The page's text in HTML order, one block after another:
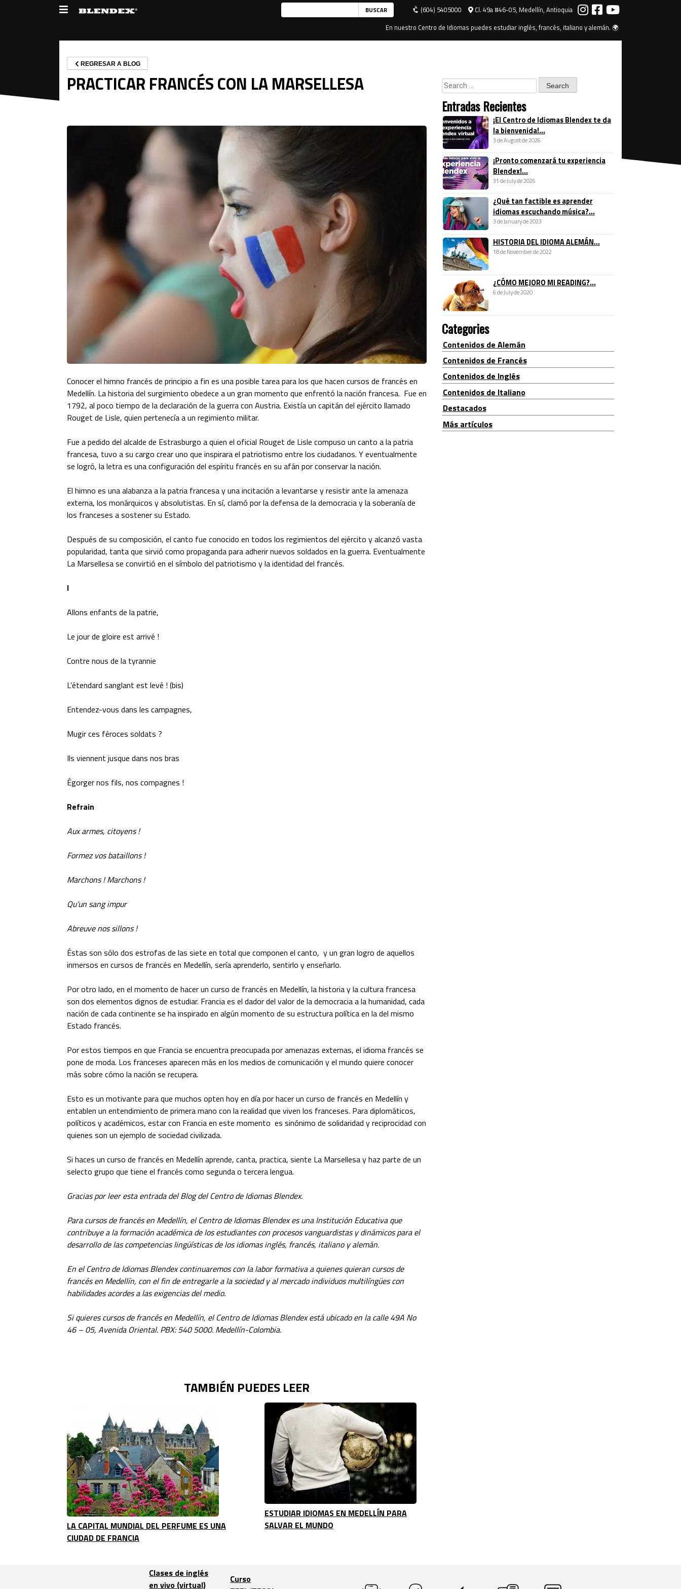
(604) 5405000
Cl. 49a #46-05, Medellín, Antioquia
En nuestro Centro de Idiomas puedes estudiar inglés, francés, italiano y alemán. 🌍
REGRESAR A BLOG
PRACTICAR FRANCÉS CON LA MARSELLESA
Conocer el himno francés de principio a fin es una posible tarea para los que hacen cursos de francés en
Medellín. La historia del surgimiento obedece a un gran momento que enfrentó la nación francesa. Fue en
1792, al poco tiempo de la declaración de la guerra con Austria. Existía un capitán del ejército llamado
Rouget de Lisle, quien pertenecía a un regimiento militar.
Fue a pedido del alcalde de Estrasburgo a quien el oficial Rouget de Lisle compuso un canto a la patria
francesa, tuvo a su cargo crear uno que inspirara el patriotismo entre los ciudadanos. Y eventualmente
se logró, la letra es una configuración del espíritu francés en su afán por conservar la nación.
El himno es una alabanza a la patria francesa y una incitación a levantarse y resistir ante la amenaza
externa, los monárquicos y absolutistas. En sí, clamó por la defensa de la democracia y la soberanía de
los franceses a sostener su Estado.
Después de su composición, el canto fue conocido en todos los regimientos del ejército y alcanzó vasta
popularidad, tanta que sirvió como propaganda para adherir nuevos soldados en la guerra. Eventualmente
La Marsellesa se convirtió en el símbolo del patriotismo y la identidad del francés.
I
Allons enfants de la patrie,
Le jour de gloire est arrivé !
Contre nous de la tyrannie
L’étendard sanglant est levé ! (bis)
Entendez-vous dans les campagnes,
Mugir ces féroces soldats ?
Ils viennent jusque dans nos bras
Égorger nos fils, nos compagnes !
Refrain
Aux armes, citoyens !
Formez vos bataillons !
Marchons ! Marchons !
Qu’un sang impur
Abreuve nos sillons !
Éstas son sólo dos estrofas de las siete en total que componen el canto, y un gran logro de aquellos
inmersos en cursos de francés en Medellín, sería aprenderlo, sentirlo y enseñarlo.
Por otro lado, en el momento de hacer un curso de francés en Medellín, la historia y la cultura francesa
son dos elementos dignos de estudiar. Francia es el dador del valor de la democracia a la humanidad, cada
nación de cada continente se ha inspirado en algún momento de su estructura política en la del mismo
Estado francés.
Por estos tiempos en que Francia se encuentra preocupada por amenazas externas, el idioma francés se
pone de moda. Los franceses aparecen más en los medios de comunicación y el mundo quiere conocer
más sobre cómo la nación se recupera.
Esto es un motivante para que muchos opten hoy en día por hacer un curso de francés en Medellín y
entablen un entendimiento de primera mano con la realidad que viven los franceses. Para diplomáticos,
políticos y académicos, estar con Francia en este momento es sinónimo de solidaridad y reciprocidad con
quienes son un ejemplo de sociedad civilizada.
Si haces un curso de francés en Medellín aprende, canta, practica, siente La Marsellesa y haz parte de un
selecto grupo que tiene el francés como segunda o tercera lengua.
Gracias por leer esta entrada del Blog del Centro de Idiomas Blendex.
Para cursos de francés en Medellín, el Centro de Idiomas Blendex es una Institución Educativa que
contribuye a la formación académica de los estudiantes con procesos vanguardistas y dinámicos para el
desarrollo de las competencias lingüísticas de los idiomas inglés, francés, italiano y alemán.
En el Centro de Idiomas Blendex continuaremos con la labor formativa a quienes quieran cursos de
francés en Medellín, con el fin de entregarle a la sociedad y al mercado individuos multilíngües con
habilidades acordes a las exigencias del medio.
Si quieres cursos de francés en Medellín, el Centro de Idiomas Blendex está ubicado en la calle 49A No
46 – 05, Avenida Oriental. PBX: 540 5000. Medellín-Colombia.
Entradas Recientes
¡El Centro de Idiomas Blendex te da
la bienvenida!...
3 de August de 2026
¡Pronto comenzará tu experiencia
Blendex!...
31 de July de 2026
¿Qué tan factible es aprender
idiomas escuchando música?...
3 de January de 2023
HISTORIA DEL IDIOMA ALEMÁN...
18 de November de 2022
¿CÓMO MEJORO MI READING?...
6 de July de 2020
Categories
Contenidos de Alemán
Contenidos de Francés
Contenidos de Inglés
Contenidos de Italiano
Destacados
Más artículos
TAMBIÉN PUEDES LEER
LA CAPITAL MUNDIAL DEL PERFUME ES UNA
CIUDAD DE FRANCIA
ESTUDIAR IDIOMAS EN MEDELLÍN PARA
SALVAR EL MUNDO
Clases de inglés
en vivo (virtual)
Curso